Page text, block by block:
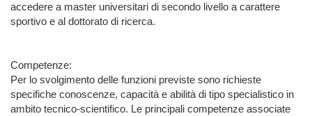
accedere a master universitari di secondo livello a carattere
sportivo e al dottorato di ricerca.
Competenze:
Per lo svolgimento delle funzioni previste sono richieste
specifiche conoscenze, capacità e abilità di tipo specialistico in
ambito tecnico-scientifico. Le principali competenze associate